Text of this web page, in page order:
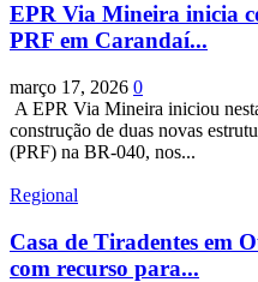
EPR Via Mineira inicia
PRF em Carandaí...
março 17, 2026 0
A EPR Via Mineira iniciou
construção de duas novas
(PRF) na BR-040, nos...
Regional
Casa de Tiradentes em
com recurso para...